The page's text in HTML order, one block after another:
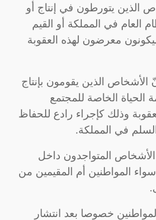
الذين يتورطون في إنتاج أو
العام في المملكة أو القيم
سيكونون معرضون لهذه العقوبة
الأشخاص الذين يقومون بإنتاج
الخاصة للمجتمع
وذلك كإجراء رادع للحفاظ
في المملكة.
المتواجدون داخل
سواء المواطنين أم المقيمين من
خصوصا بعد انتشار